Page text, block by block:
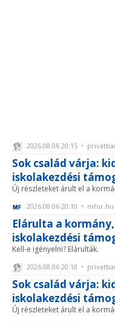
2026.08.06 20:15 •
Sok család várja:
iskolakezdési
Új részleteket árult el a
2026.08.06 20:10 • mfor.hu
Elárulta a
iskolakezdési
Kell-e igényelni? Elárulták.
2026.08.06 20:10 •
Sok család várja:
iskolakezdési
Új részleteket árult el a